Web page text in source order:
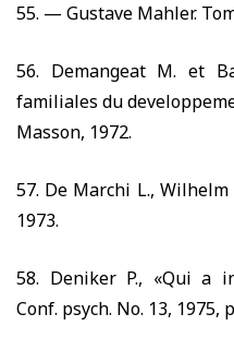
55. — Gustave Mahler.
56. Demangeat M. et
familiales du
Masson, 1972.
57. De Marchi L., Wilhelm
1973.
58. Deniker P., «Qui a
Conf. psych. No. 13, 1975,